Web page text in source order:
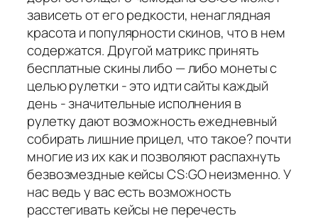
зависеть от его редкости, ненаглядная
красота и популярности скинов, что в нем
содержатся. Другой матрикс принять
бесплатные скины либо — либо монеты с
целью рулетки - это идти сайты каждый
день - значительные исполнения в
рулетку дают возможность ежедневный
собирать лишние прицел, что такое? почти
многие из их как и позволяют распахнуть
безвозмездные кейсы CS:GO неизменно. У
нас ведь у вас есть возможность
расстегивать кейсы не перечесть